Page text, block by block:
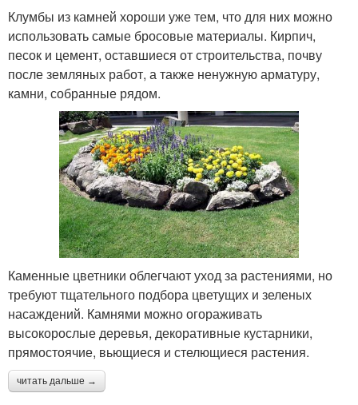
Клумбы из камней хороши уже тем, что для них можно
использовать самые бросовые материалы. Кирпич,
песок и цемент, оставшиеся от строительства, почву
после земляных работ, а также ненужную арматуру,
камни, собранные рядом.
Каменные цветники облегчают уход за растениями, но
требуют тщательного подбора цветущих и зеленых
насаждений. Камнями можно огораживать
высокорослые деревья, декоративные кустарники,
прямостоячие, вьющиеся и стелющиеся растения.
читать дальше →